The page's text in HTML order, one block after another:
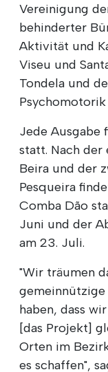
Vereinigung
behinderter
Aktivität und
Viseu und
Tondela und
Psychomotorik
Jede Ausgabe
statt. Nach der
Beira und der
Pesqueira
Comba Dão
Juni und der
am 23. Juli.
"Wir träumen
gemeinnützige
haben, dass
[das Projekt]
Orten im
es schaffen",